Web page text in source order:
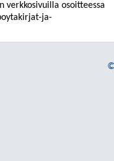
verkkosivuilla osoitteessa
ja-